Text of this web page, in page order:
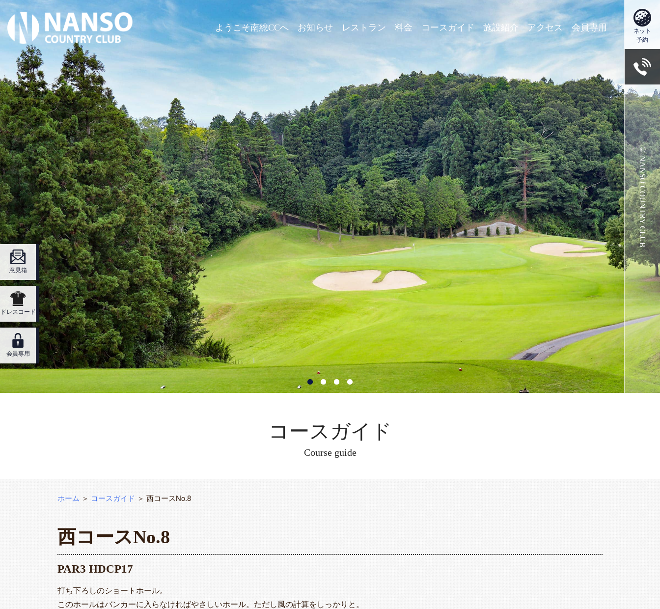
ようこそ南総CCへ お知らせ レストラン 料金 コースガイド 施設紹介 アクセス 会員専用
意見箱
ドレスコード
会員専用
ネット
予約
© NANSO COUNTRY CLUB
コースガイド
Course guide
ホーム ＞ コースガイド ＞ 西コースNo.8
西コースNo.8
PAR3 HDCP17
打ち下ろしのショートホール。
このホールはバンカーに入らなければやさしいホール。ただし風の計算をしっかりと。